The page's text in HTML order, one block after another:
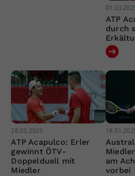
ATP
durch
28.02.2025
ATP Acapulco: Erler
gewinnt ÖTV-
Doppelduell mit
Miedler
am
vorbei